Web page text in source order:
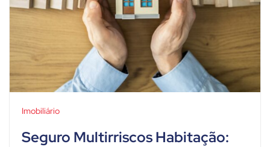
Imobiliário
Seguro Multirriscos Habitação: